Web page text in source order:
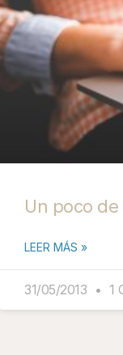
Un poco
LEER MÁS »
31/05/2013 1